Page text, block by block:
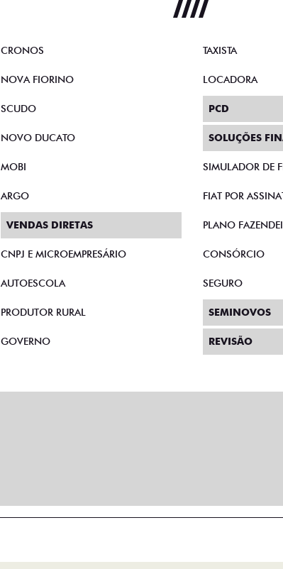
CRONOS
NOVA FIORINO
SCUDO
NOVO DUCATO
MOBI
ARGO
VENDAS DIRETAS
CNPJ E MICROEMPRESÁRIO
AUTOESCOLA
PRODUTOR RURAL
GOVERNO
TAXISTA
LOCADORA
PCD
SOLUÇÕES
SIMULADOR DE
FIAT POR
PLANO
CONSÓRCIO
SEGURO
SEMINOVOS
REVISÃO